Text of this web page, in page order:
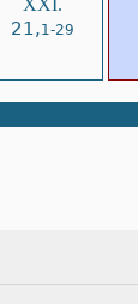
21,1-29